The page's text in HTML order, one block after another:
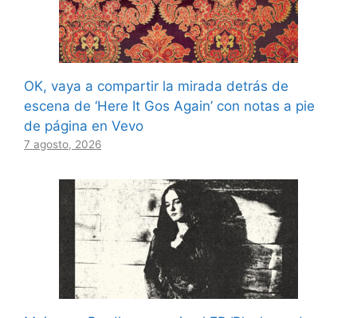
OK, vaya a compartir la mirada detrás de
escena de ‘Here It Gos Again’ con notas a pie
de página en Vevo
7 agosto, 2026